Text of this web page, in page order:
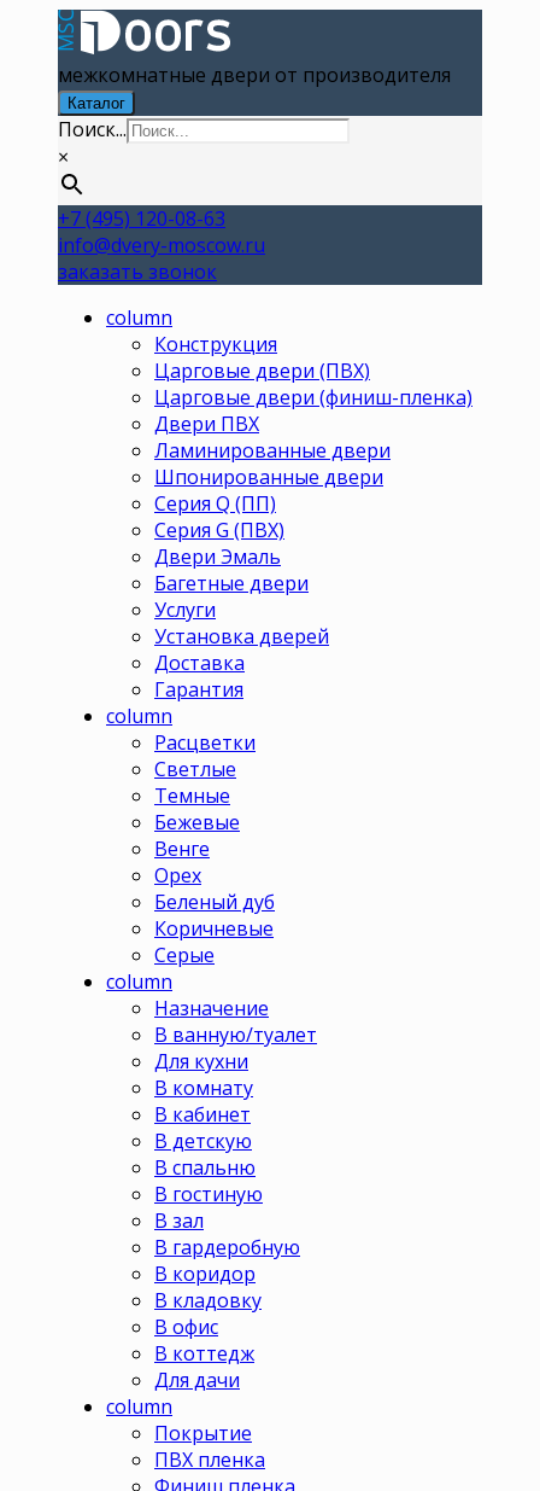
межкомнатные двери от производителя
Каталог
Поиск...
×
+7 (495) 120-08-63
info@dvery-moscow.ru
заказать звонок
column
Конструкция
Царговые двери (ПВХ)
Царговые двери (финиш-пленка)
Двери ПВХ
Ламинированные двери
Шпонированные двери
Серия Q (ПП)
Серия G (ПВХ)
Двери Эмаль
Багетные двери
Услуги
Установка дверей
Доставка
Гарантия
column
Расцветки
Светлые
Темные
Бежевые
Венге
Орех
Беленый дуб
Коричневые
Серые
column
Назначение
В ванную/туалет
Для кухни
В комнату
В кабинет
В детскую
В спальню
В гостиную
В зал
В гардеробную
В коридор
В кладовку
В офис
В коттедж
Для дачи
column
Покрытие
ПВХ пленка